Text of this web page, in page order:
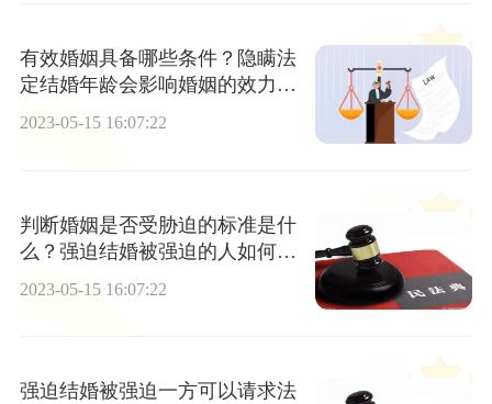
有效婚姻具备哪些条件？隐瞒法
定结婚年龄会影响婚姻的效力
吗？
2023-05-15 16:07:22
判断婚姻是否受胁迫的标准是什
么？强迫结婚被强迫的人如何维
2023-05-15 16:07:22
强迫结婚被强迫一方可以请求法